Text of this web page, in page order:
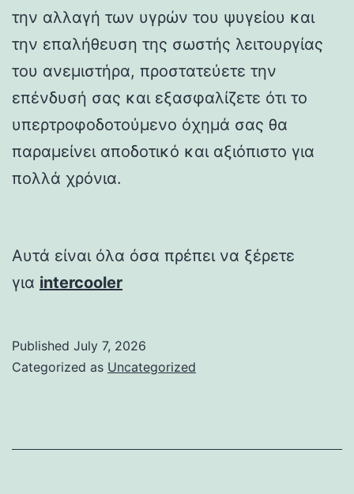
την αλλαγή των υγρών του ψυγείου και
την επαλήθευση της σωστής λειτουργίας
του ανεμιστήρα, προστατεύετε την
επένδυσή σας και εξασφαλίζετε ότι το
υπερτροφοδοτούμενο όχημά σας θα
παραμείνει αποδοτικό και αξιόπιστο για
πολλά χρόνια.
Αυτά είναι όλα όσα πρέπει να ξέρετε
για intercooler
Published July 7, 2026
Categorized as Uncategorized